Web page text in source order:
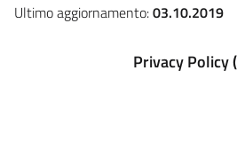
Ultimo aggiornamento:03.10.2019
Privacy Policy